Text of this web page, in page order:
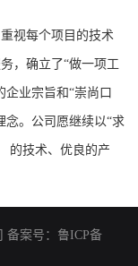
视每个项目的技术
，确立了“做一项工
业宗旨和“崇尚口
念。公司愿继续以“求
的技术、优良的产
案号： 鲁ICP备